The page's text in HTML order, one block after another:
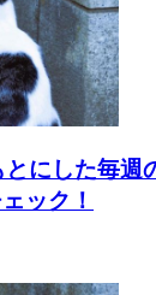
にした毎週
ック！